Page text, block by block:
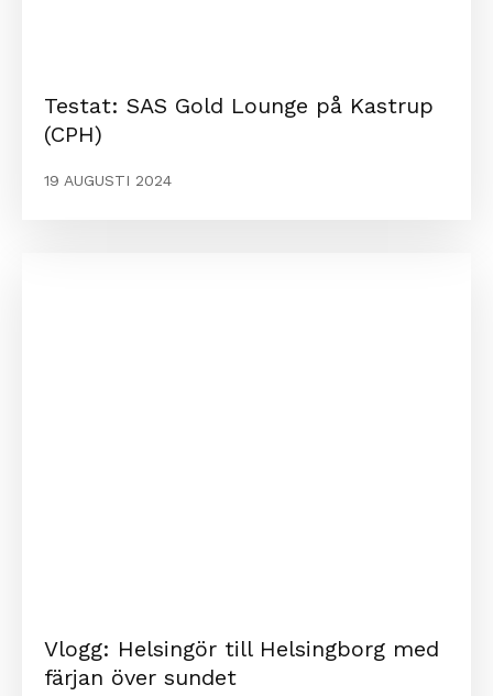
Testat: SAS Gold Lounge på Kastrup
(CPH)
19 AUGUSTI 2024
Vlogg: Helsingör till Helsingborg med
färjan över sundet